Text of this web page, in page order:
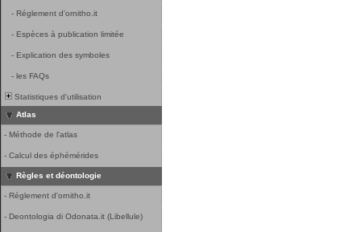
- Réglement d'ornitho.it
- Espèces à publication limitée
- Explication des symboles
- les FAQs
Statistiques d'utilisation
Atlas
- Méthode de l'atlas
- Calcul des éphémérides
Règles et déontologie
- Réglement d'ornitho.it
- Deontologia di Odonata.it (Libellule)